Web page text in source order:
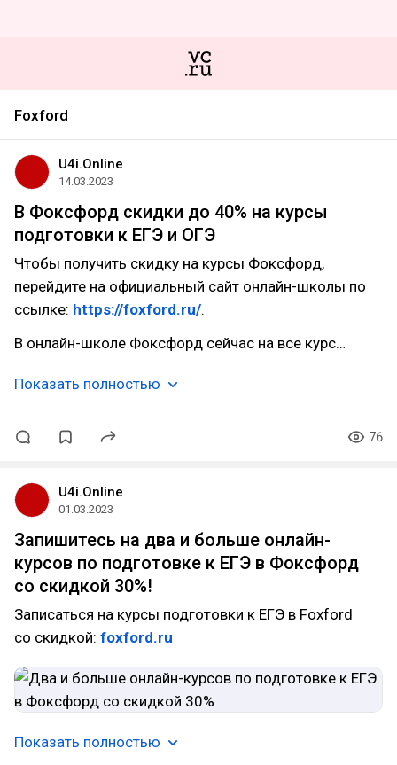
Foxford
U4i.Online
14.03.2023
В Фоксфорд скидки до 40% на курсы
подготовки к ЕГЭ и ОГЭ
Чтобы получить скидку на курсы Фоксфорд,
перейдите на официальный сайт онлайн-школы по
ссылке: https://foxford.ru/.
В онлайн-школе Фоксфорд сейчас на все курс…
Показать полностью
76
U4i.Online
01.03.2023
Запишитесь на два и больше онлайн-
курсов по подготовке к ЕГЭ в Фоксфорд
со скидкой 30%!
Записаться на курсы подготовки к ЕГЭ в Foxford
со скидкой: foxford.ru
Показать полностью